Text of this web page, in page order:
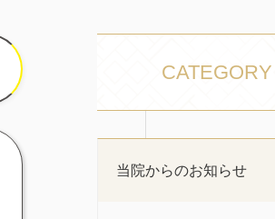
CATEGORY
当院からのお知らせ